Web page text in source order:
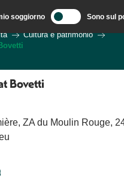
soggiorno Sono sul
del Périgord Noir – IT
Cultura e patrimonio
Bovetti
ZA du Moulin Rouge,
aux favoris